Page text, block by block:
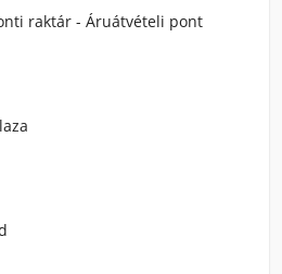
raktár - Áruátvételi pont